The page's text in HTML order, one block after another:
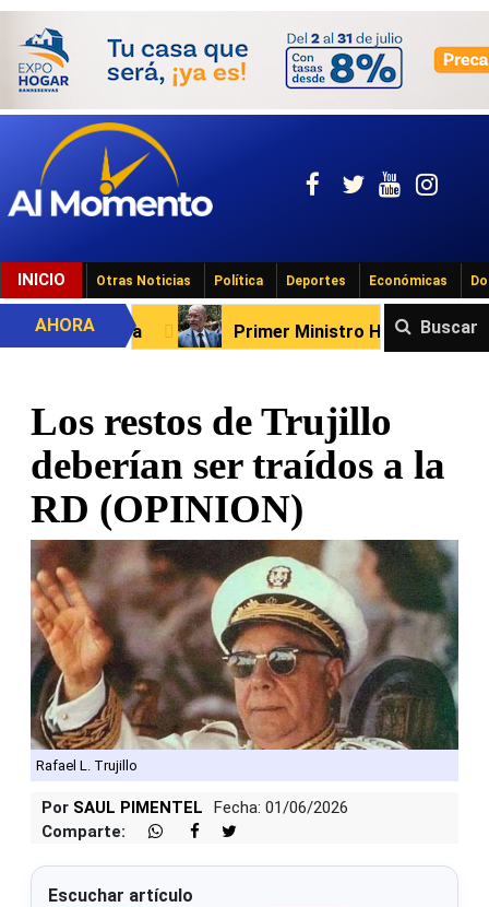
INICIO Otras Noticias Política Deportes Económicas
Buscar
AHORA
Primer Ministro Haití seguirá en Puerto Rico, su futuro
Los restos de Trujillo
deberían ser traídos a la
RD (OPINION)
Rafael L. Trujillo
Por SAUL PIMENTEL
Fecha: 01/06/2026
Comparte:
Escuchar artículo